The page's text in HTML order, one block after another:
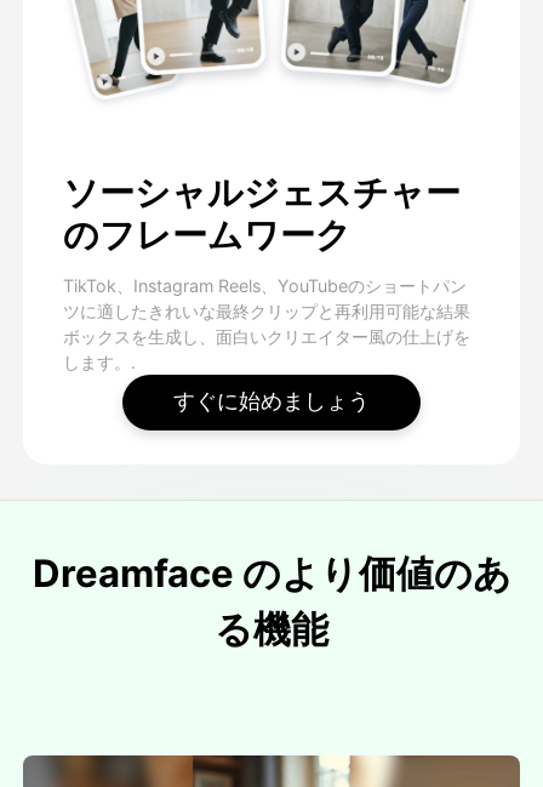
ソーシャルジェスチャー
のフレームワーク
TikTok、Instagram Reels、YouTubeのショートパン
ツに適したきれいな最終クリップと再利用可能な結果
ボックスを生成し、面白いクリエイター風の仕上げを
します。.
すぐに始めましょう
Dreamface のより価値のあ
る機能